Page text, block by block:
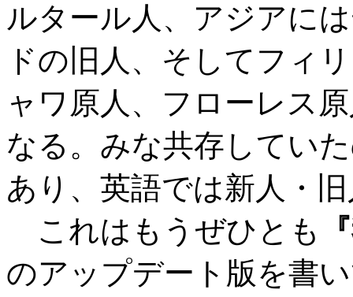
ルタール人、アジアに
ドの旧人、そしてフィ
ャワ原人、フローレス
なる。みな共存してい
あり、英語では新人・
これはもうぜひとも
のアップデート版を書